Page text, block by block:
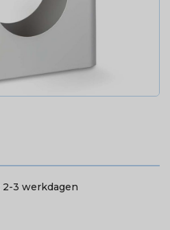
2-3 werkdagen